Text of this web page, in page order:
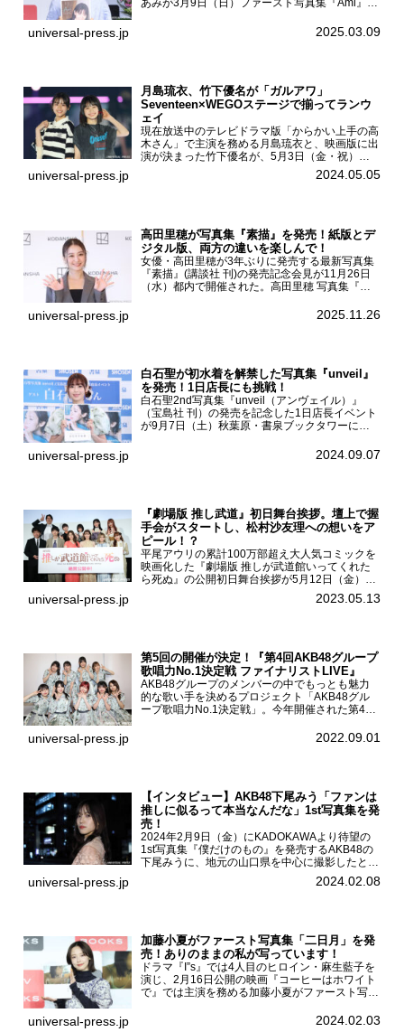
あみが3月9日（日）ファースト写真集『Ami』
BOOKS SHIBUYAで開催した。當真あみファース
universal-press.jp 2025.03.09
月島琉衣、竹下優名が「ガルアワ」
Seventeen×WEGOステージで揃ってランウ
ェイ
現在放送中のテレビドラマ版「からかい上手の高
木さん」で主演を務める月島琉衣と、映画版に出
演が決まった竹下優名が、5月3日（金・祝）東
京・国立代々木競技場第一体育館で開催されたフ
ァッション&音楽イベント『Rakuten GirlsAward
universal-press.jp 2024.05.05
高田里穂が写真集『素描』を発売！紙版とデ
ジタル版、両方の違いを楽しんで！
女優・高田里穂が3年ぶりに発売する最新写真集
『素描』(講談社 刊)の発売記念会見が11月26日
（水）都内で開催された。高田里穂 写真集『素
あなたです』(読売テレビ)に出演するなど女優と
universal-press.jp 2025.11.26
白石聖が初水着を解禁した写真集『unveil』
を発売！1日店長にも挑戦！
白石聖2nd写真集『unveil（アンヴェイル）』
（宝島社 刊）の発売を記念した1日店長イベント
が9月7日（土）秋葉原・書泉ブックタワーにて
を記念し1日店長イベントを開催した本写真集は
universal-press.jp 2024.09.07
『劇場版 推し武道』初日舞台挨拶。壇上で握
手会がスタートし、松村沙友理への想いをア
ピール！？
平尾アウリの累計100万部超え大人気コミックを
映画化した『劇場版 推しが武道館いってくれた
ら死ぬ』の公開初日舞台挨拶が5月12日（金）新
宿バルト9で開催され、出演者の松村沙友理、中
村里帆、MOMO(@onefive)、KANO(@onefi...
universal-press.jp 2023.05.13
第5回の開催が決定！『第4回AKB48グループ
歌唱力No.1決定戦 ファイナリストLIVE』
AKB48グループのメンバーの中でもっとも魅力
的な歌い手を決めるプロジェクト「AKB48グル
ープ歌唱力No.1決定戦」。今年開催された第4回
る一夜限りのライブイベント「ファイナリスト
universal-press.jp 2022.09.01
【インタビュー】AKB48下尾みう「ファンは
推しに似るって本当なんだな」1st写真集を発
売！
2024年2月9日（金）にKADOKAWAより待望の
1st写真集『僕だけのもの』を発売するAKB48の
下尾みうに、地元の山口県を中心に撮影したとい
う今回の写真集についてインタビューをお願いし
た。1st写真集『僕だけのもの』を発売する
universal-press.jp 2024.02.08
加藤小夏がファースト写真集「二日月」を発
売！ありのままの私が写っています！
ドラマ『I”s』では4人目のヒロイン・麻生藍子を
演じ、2月16日公開の映画『コーヒーはホワイト
で』では主演を務める加藤小夏がファースト写真
記念イベントをHMV＆BOOKS SHIBUYAで開催
universal-press.jp 2024.02.03